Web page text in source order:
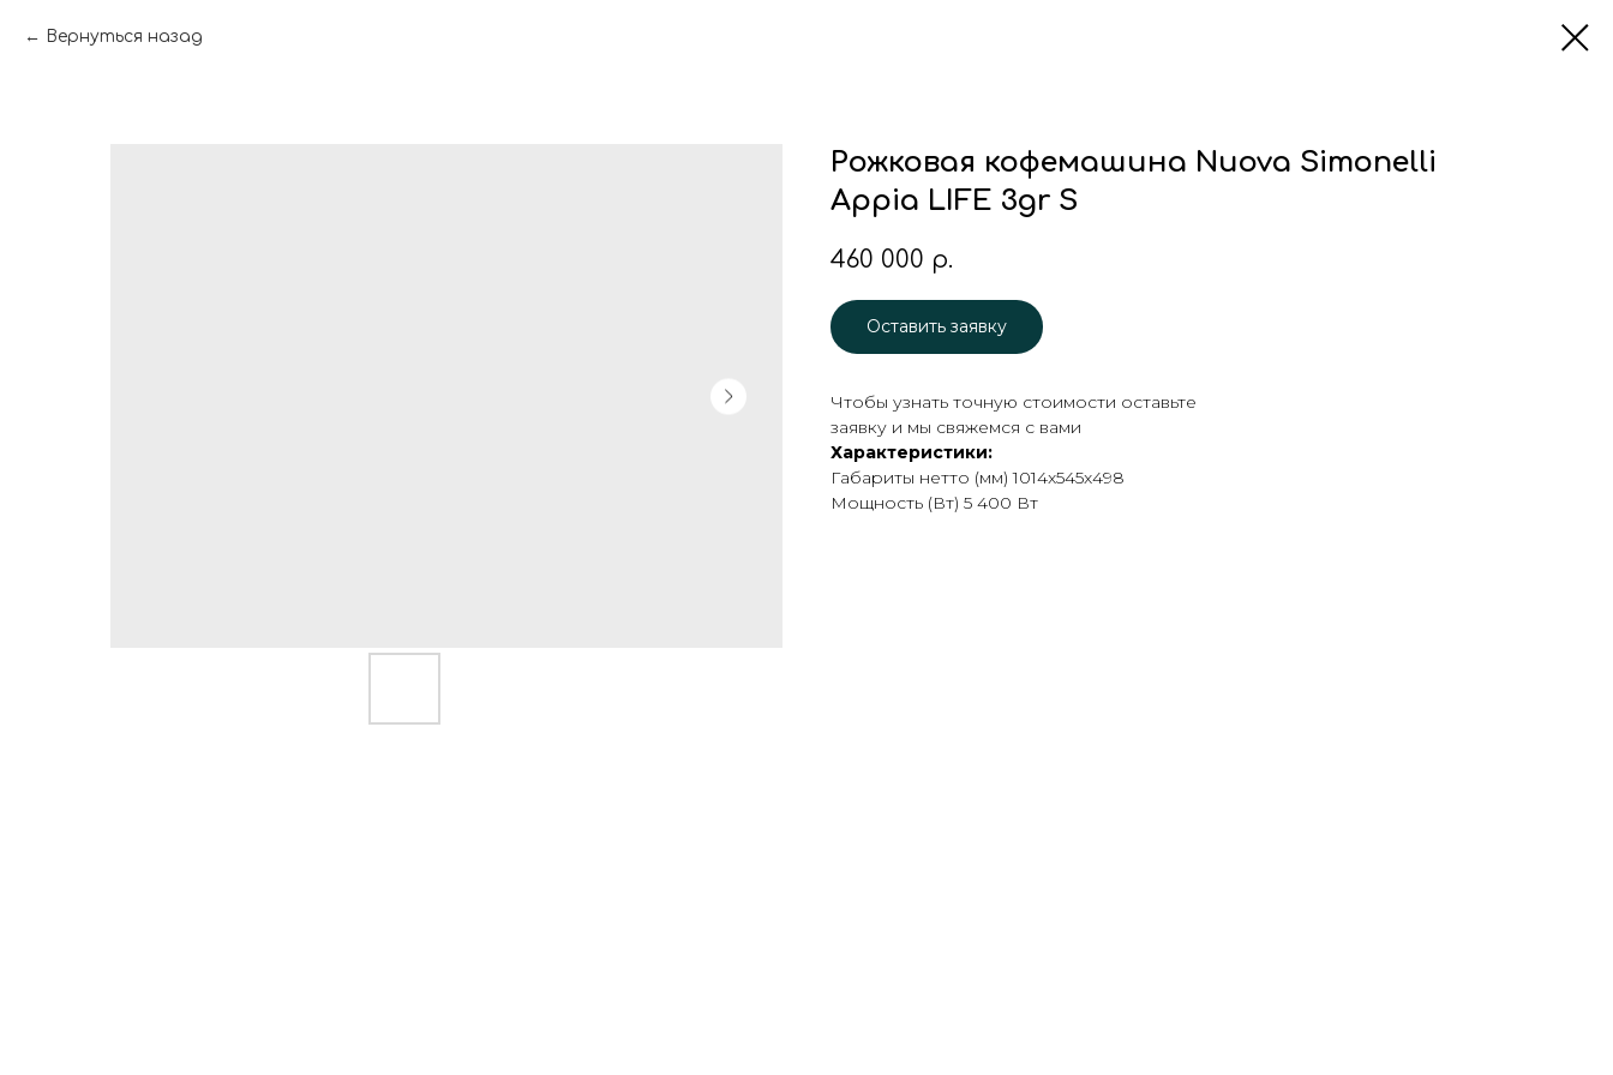
Вернуться назад
Рожковая кофемашина Nuova Simonelli
Appia LIFE 3gr S
460 000 р.
Оставить заявку
Чтобы узнать точную стоимости оставьте
заявку и мы свяжемся с вами
Характеристики:
Габариты нетто (мм) 1014x545x498
Мощность (Вт) 5 400 Вт